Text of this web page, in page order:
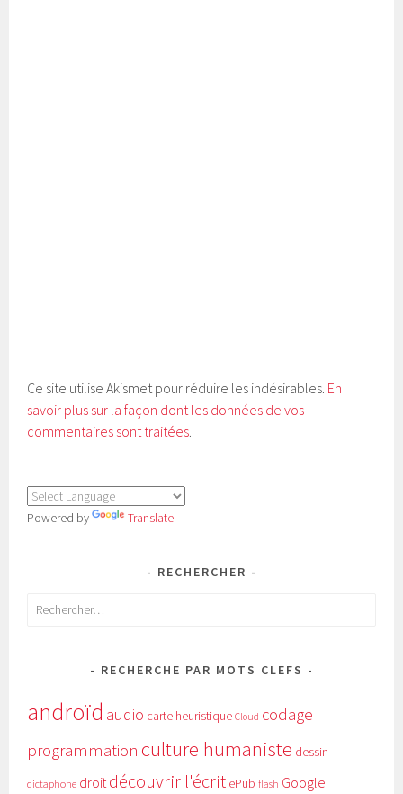
Ce site utilise Akismet pour réduire les indésirables. En
savoir plus sur la façon dont les données de vos
commentaires sont traitées.
Powered by Translate
RECHERCHER
Rechercher :
RECHERCHE PAR MOTS CLEFS
androïd audio carte heuristique Cloud codage
programmation culture humaniste dessin
dictaphone droit découvrir l'écrit ePub flash Google